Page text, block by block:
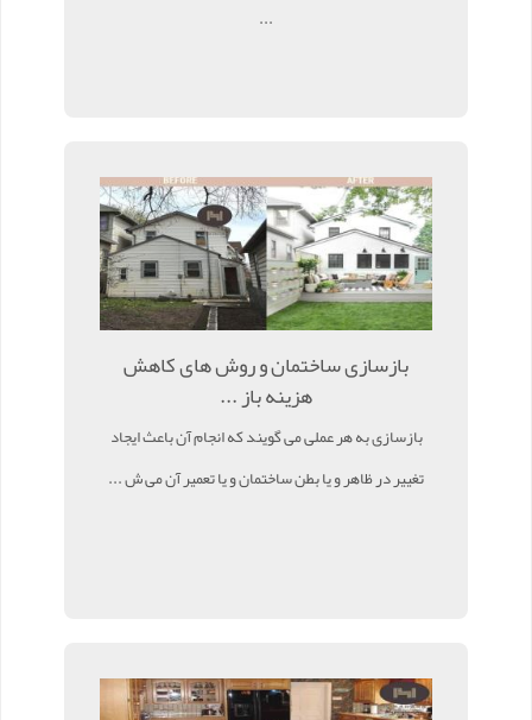
...
بازسازی ساختمان و روش های کاهش
هزینه باز ...
بازسازی به هر عملی می گویند که انجام آن باعث ایجاد
تغییر در ظاهر و یا بطن ساختمان و یا تعمیر آن می ش ...